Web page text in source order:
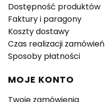
Dostępność produktów
Faktury i paragony
Koszty dostawy
Czas realizacji zamówień
Sposoby płatności
MOJE KONTO
Twoje zamówienia